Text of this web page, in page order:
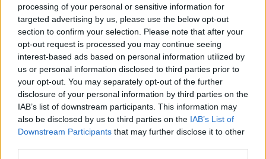
processing of your personal or sensitive information for
targeted advertising by us, please use the below opt-out
section to confirm your selection. Please note that after your
opt-out request is processed you may continue seeing
interest-based ads based on personal information utilized by
us or personal information disclosed to third parties prior to
your opt-out. You may separately opt-out of the further
disclosure of your personal information by third parties on the
IAB’s list of downstream participants. This information may
also be disclosed by us to third parties on the IAB’s List of
Downstream Participants that may further disclose it to other
Vuxen: 60:-
Pensionär: 30:-
Välkomna!
Vimmerby IF Herr - IK Vista
16:00
Division 4
60kr
0-16 år: Gratis
17-19 år: 30:-
Vuxen: 60:-